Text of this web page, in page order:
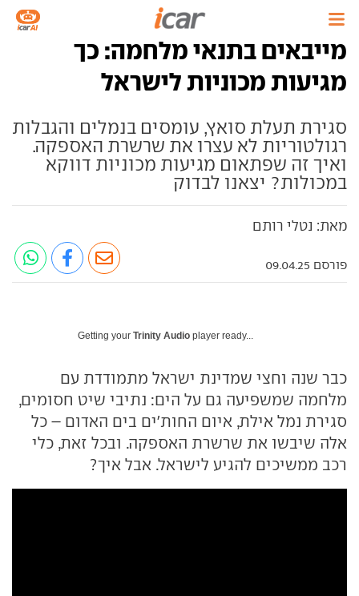
מייבאים בתנאי מלחמה: כך
מגיעות מכוניות לישראל
סגירת תעלת סואץ, עומסים בנמלים והגבלות
רגולטוריות לא עצרו את שרשרת האספקה.
ואיך זה שפתאום מגיעות מכוניות דווקא
במכולות? יצאנו לבדוק
מאת: נטלי רותם
פורסם 09.04.25
Getting your Trinity Audio player ready...
כבר שנה וחצי שמדינת ישראל מתמודדת עם
מלחמה שמשפיעה גם על הים: נתיבי שיט חסומים,
סגירת נמל אילת, איום החות'ים בים האדום – כל
אלה שיבשו את שרשרת האספקה. ובכל זאת, כלי
רכב ממשיכים להגיע לישראל. אבל איך?